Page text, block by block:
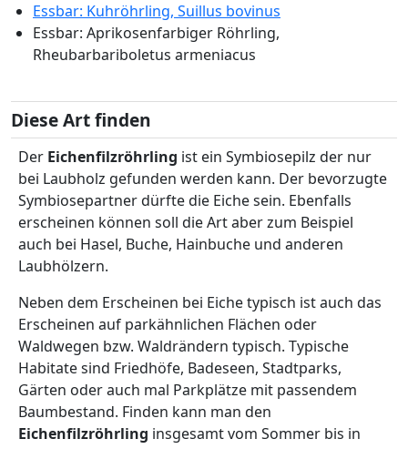
Essbar: Kuhröhrling, Suillus bovinus
Essbar: Aprikosenfarbiger Röhrling,
Rheubarbariboletus armeniacus
Diese Art finden
Der Eichenfilzröhrling ist ein Symbiosepilz der nur
bei Laubholz gefunden werden kann. Der bevorzugte
Symbiosepartner dürfte die Eiche sein. Ebenfalls
erscheinen können soll die Art aber zum Beispiel
auch bei Hasel, Buche, Hainbuche und anderen
Laubhölzern.
Neben dem Erscheinen bei Eiche typisch ist auch das
Erscheinen auf parkähnlichen Flächen oder
Waldwegen bzw. Waldrändern typisch. Typische
Habitate sind Friedhöfe, Badeseen, Stadtparks,
Gärten oder auch mal Parkplätze mit passendem
Baumbestand. Finden kann man den
Eichenfilzröhrling insgesamt vom Sommer bis in